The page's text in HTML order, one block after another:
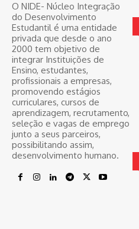
O NIDE- Núcleo Integração
do Desenvolvimento
Estudantil é uma entidade
privada que desde o ano
2000 tem objetivo de
integrar Instituições de
Ensino, estudantes,
profissionais a empresas,
promovendo estágios
curriculares, cursos de
aprendizagem, recrutamento,
seleção e vagas de emprego
junto a seus parceiros,
possibilitando assim,
desenvolvimento humano.